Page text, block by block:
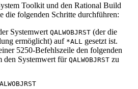
Toolkit und den Rational Build
die folgenden Schritte durchführen:
Systemwert QALWOBJRST (der die
ermöglicht) auf *ALL
gesetzt ist.
5250-Befehlszeile den folgenden
den Systemwert für QALWOBJRST zu